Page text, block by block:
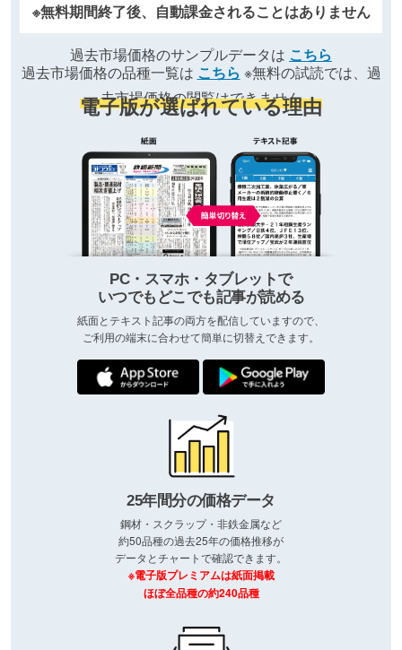
※無料期間終了後、自動課金されることはありません
過去市場価格のサンプルデータは こちら
過去市場価格の品種一覧は こちら ※無料の試読では、過
去市場価格の閲覧はできません
電子版が選ばれている理由
PC・スマホ・タブレットで
いつでもどこでも記事が読める
紙面とテキスト記事の両方を配信していますので、
ご利用の端末に合わせて簡単に切替えできます。
25年間分の価格データ
鋼材・スクラップ・非鉄金属など
約50品種の過去25年の価格推移が
データとチャートで確認できます。
※電子版プレミアムは紙面掲載
ほぼ全品種の約240品種